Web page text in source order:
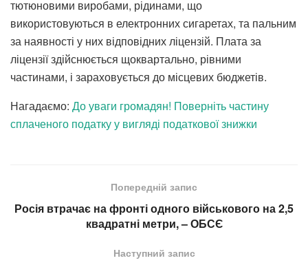
тютюновими виробами, рідинами, що
використовуються в електронних сигаретах, та пальним
за наявності у них відповідних ліцензій. Плата за
ліцензії здійснюється щоквартально, рівними
частинами, і зараховується до місцевих бюджетів.
Нагадаємо: До уваги громадян! Поверніть частину
сплаченого податку у вигляді податкової знижки
Попередній запис
Росія втрачає на фронті одного військового на 2,5
квадратні метри, – ОБСЄ
Наступний запис